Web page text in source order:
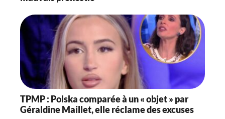
TPMP : Polska comparée à un « objet » par
Géraldine Maillet, elle réclame des excuses